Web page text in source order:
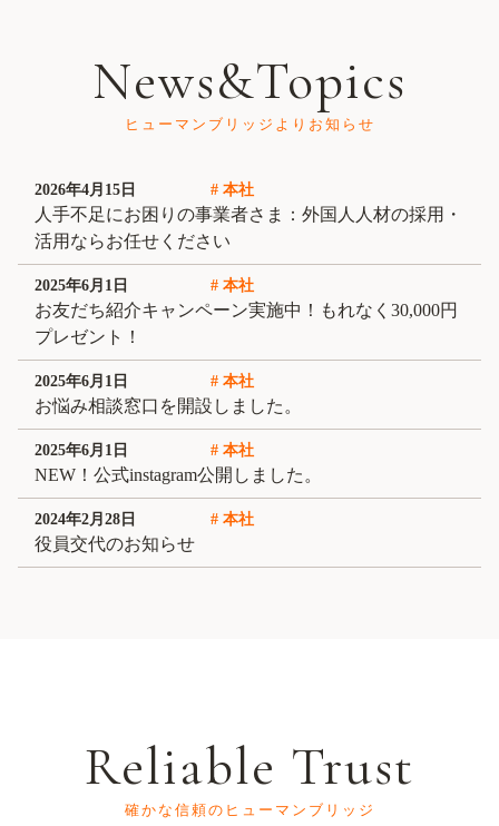
News&Topics
ヒューマンブリッジよりお知らせ
2026年4月15日 # 本社
人手不足にお困りの事業者さま：外国人人材の採用・
活用ならお任せください
2025年6月1日 # 本社
お友だち紹介キャンペーン実施中！もれなく30,000円
プレゼント！
2025年6月1日 # 本社
お悩み相談窓口を開設しました。
2025年6月1日 # 本社
NEW！公式instagram公開しました。
2024年2月28日 # 本社
役員交代のお知らせ
Reliable Trust
確かな信頼のヒューマンブリッジ